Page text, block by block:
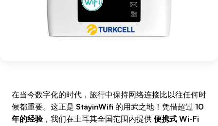
在当今数字化的时代，旅行中保持网络连接比以往任何时
候都重要。这正是 StayinWifi 的用武之地！凭借超过 10
年的经验，我们在土耳其全国范围内提供 便携式 Wi-Fi